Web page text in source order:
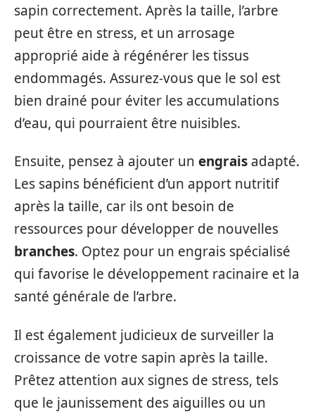
sapin correctement. Après la taille, l’arbre
peut être en stress, et un arrosage
approprié aide à régénérer les tissus
endommagés. Assurez-vous que le sol est
bien drainé pour éviter les accumulations
d’eau, qui pourraient être nuisibles.
Ensuite, pensez à ajouter un engrais adapté.
Les sapins bénéficient d’un apport nutritif
après la taille, car ils ont besoin de
ressources pour développer de nouvelles
branches. Optez pour un engrais spécialisé
qui favorise le développement racinaire et la
santé générale de l’arbre.
Il est également judicieux de surveiller la
croissance de votre sapin après la taille.
Prêtez attention aux signes de stress, tels
que le jaunissement des aiguilles ou un